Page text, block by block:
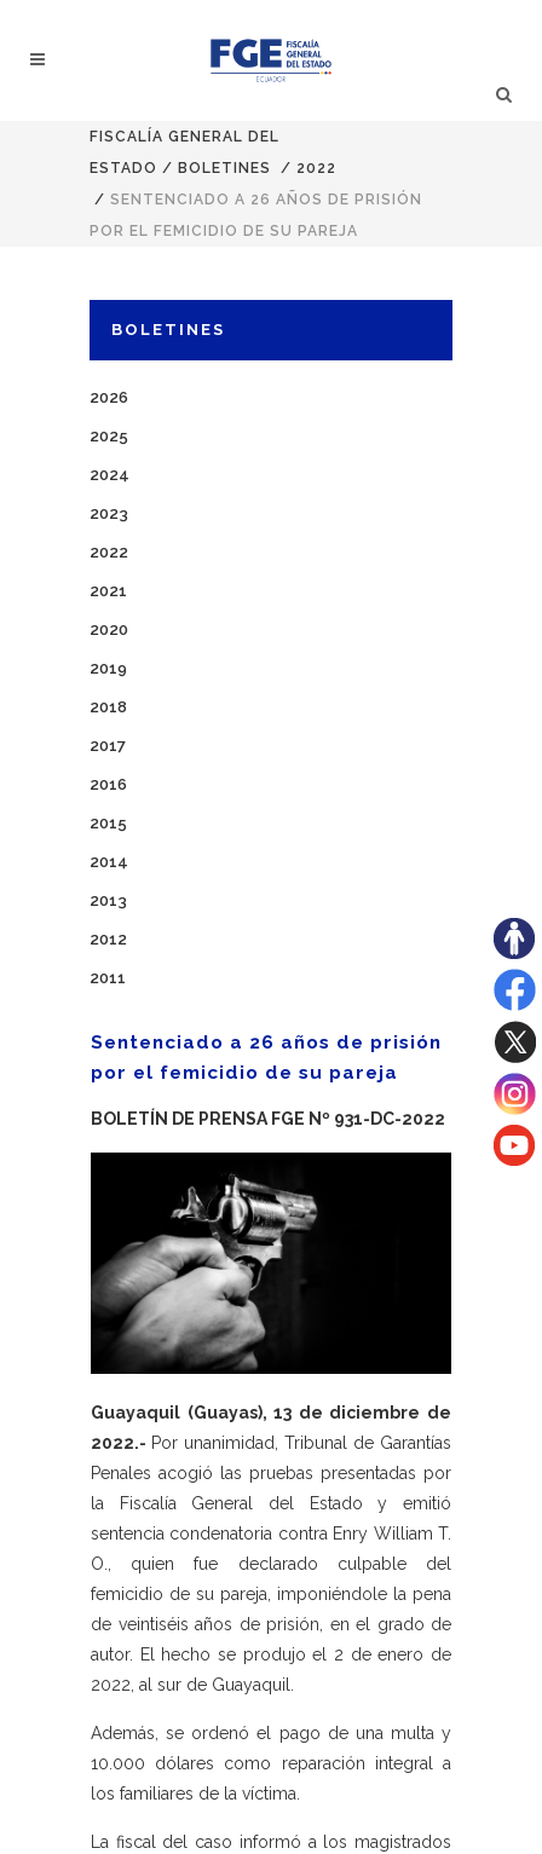
FISCALÍA GENERAL DEL
ESTADO / BOLETINES / 2022
/ SENTENCIADO A 26 AÑOS DE PRISIÓN
POR EL FEMICIDIO DE SU PAREJA
BOLETINES
2026
2025
2024
2023
2022
2021
2020
2019
2018
2017
2016
2015
2014
2013
2012
2011
Sentenciado a 26 años de prisión
por el femicidio de su pareja
BOLETÍN DE PRENSA FGE Nº 931-DC-2022
Guayaquil (Guayas), 13 de diciembre de
2022.- Por unanimidad, Tribunal de Garantías
Penales acogió las pruebas presentadas por
la Fiscalía General del Estado y emitió
sentencia condenatoria contra Enry William T.
O., quien fue declarado culpable del
femicidio de su pareja, imponiéndole la pena
de veintiséis años de prisión, en el grado de
autor. El hecho se produjo el 2 de enero de
2022, al sur de Guayaquil.
Además, se ordenó el pago de una multa y
10.000 dólares como reparación integral a
los familiares de la víctima.
La fiscal del caso informó a los magistrados